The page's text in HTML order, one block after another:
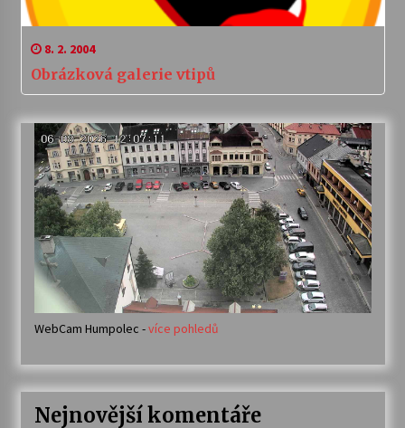
8. 2. 2004
Obrázková galerie vtipů
WebCam Humpolec -více pohledů
Nejnovější komentáře